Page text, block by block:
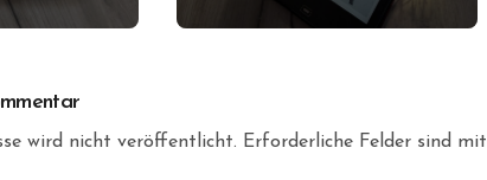
wird nicht veröffentlicht. Erforderliche Felder sind mit